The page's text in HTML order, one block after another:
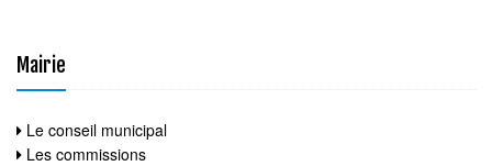
Mairie
Le conseil municipal
Les commissions